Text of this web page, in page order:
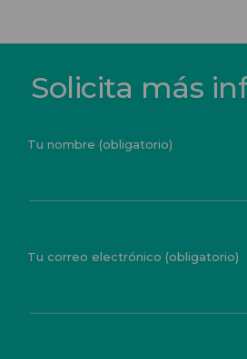
Solicita más
Tu nombre (obligatorio)
Tu correo electrónico (obligatorio)